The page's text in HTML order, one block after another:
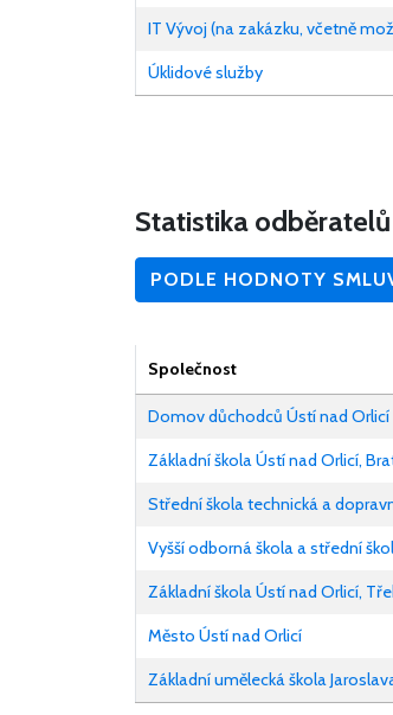
IT Vývoj (na zakázku, včetně
Úklidové služby
Statistika
PODLE HODNOTY
Společnost
Domov důchodců Ústí nad Orlicí
Základní škola Ústí nad Orlicí,
Střední škola technická a
Vyšší odborná škola a střední
Základní škola Ústí nad Orlicí,
Město Ústí nad Orlicí
Základní umělecká škola